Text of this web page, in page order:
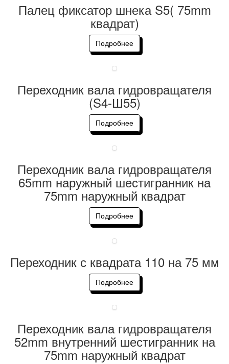
Палец фиксатор шнека S5( 75mm
квадрат)
Подробнее
Переходник вала гидровращателя
(S4-Ш55)
Подробнее
Переходник вала гидровращателя
65mm наружный шестигранник на
75mm наружный квадрат
Подробнее
Переходник с квадрата 110 на 75 мм
Подробнее
Переходник вала гидровращателя
52mm внутренний шестигранник на
75mm наружный квадрат